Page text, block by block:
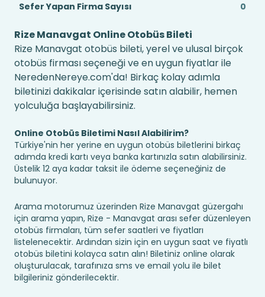
Sefer Yapan Firma Sayısı
0
Rize Manavgat Online Otobüs Bileti
Rize Manavgat otobüs bileti, yerel ve ulusal birçok
otobüs firması seçeneği ve en uygun fiyatlar ile
NeredenNereye.com'da! Birkaç kolay adımla
biletinizi dakikalar içerisinde satın alabilir, hemen
yolculuğa başlayabilirsiniz.
Online Otobüs Biletimi Nasıl Alabilirim?
Türkiye'nin her yerine en uygun otobüs biletlerini birkaç
adımda kredi kartı veya banka kartınızla satın alabilirsiniz.
Üstelik 12 aya kadar taksit ile ödeme seçeneğiniz de
bulunuyor.
Arama motorumuz üzerinden Rize Manavgat güzergahı
için arama yapın, Rize - Manavgat arası sefer düzenleyen
otobüs firmaları, tüm sefer saatleri ve fiyatları
listelenecektir. Ardından sizin için en uygun saat ve fiyatlı
otobüs biletini kolayca satın alın! Biletiniz online olarak
oluşturulacak, tarafınıza sms ve email yolu ile bilet
bilgileriniz gönderilecektir.